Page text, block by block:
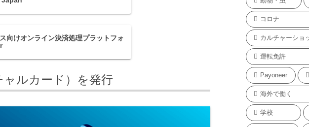
向けオンライン決済処理プラットフォ
ルカード）を発行
コロナ
カルチャーショ
運転免許
Payoneer
海外で働く
学校